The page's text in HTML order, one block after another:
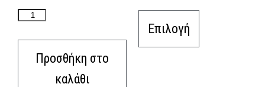
Προσθήκη στο
καλάθι
Επιλογή